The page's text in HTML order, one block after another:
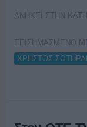
ΑΝΗΚΕΙ ΣΤΗΝ
ΕΠΙΣΗΜΑΣΜΕΝΟ
ΧΡΗΣΤΟΣ